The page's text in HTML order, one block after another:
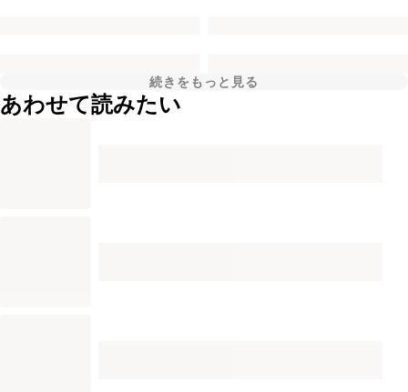
続きをもっと見る
あわせて読みたい